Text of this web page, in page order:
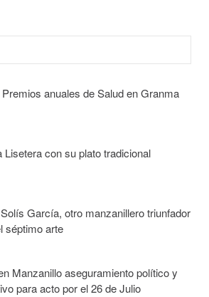
anuales de Salud en Granma
Lisetera con su plato tradicional
García, otro manzanillero triunfador
séptimo arte
Manzanillo aseguramiento político y
para acto por el 26 de Julio